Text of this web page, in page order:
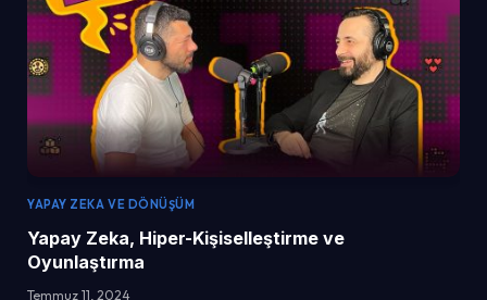
YAPAY ZEKA VE DÖNÜŞÜM
Yapay Zeka, Hiper-Kişiselleştirme ve
Oyunlaştırma
Temmuz 11, 2024